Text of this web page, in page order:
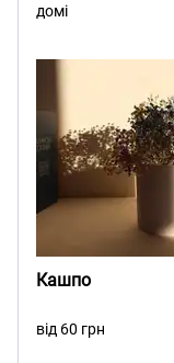
домі
Кашпо
від 60 грн